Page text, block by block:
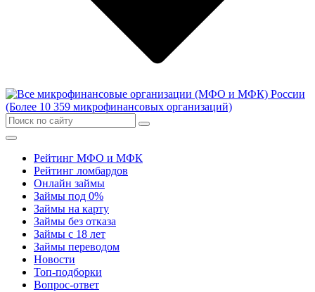
Рейтинг МФО и МФК
Рейтинг ломбардов
Онлайн займы
Займы под 0%
Займы на карту
Займы без отказа
Займы с 18 лет
Займы переводом
Новости
Топ-подборки
Вопрос-ответ